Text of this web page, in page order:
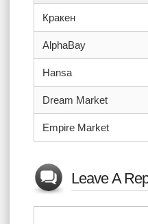
Кракен
AlphaBay
Hansa
Dream Market
Empire Market
Leave A